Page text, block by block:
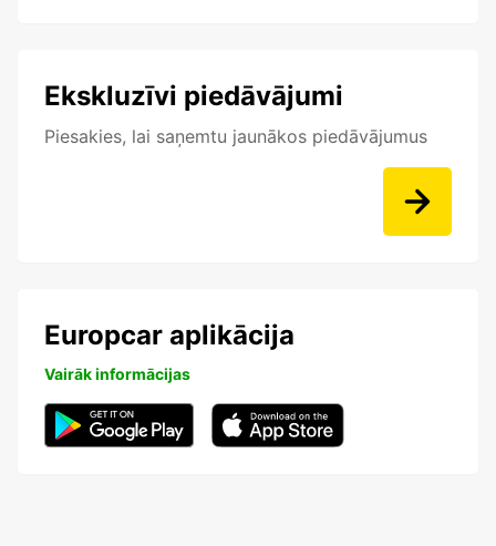
Ekskluzīvi piedāvājumi
Piesakies, lai saņemtu jaunākos piedāvājumus
Europcar aplikācija
Vairāk informācijas